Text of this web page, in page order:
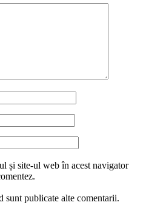
și site-ul web în acest navigator
sunt publicate alte comentarii.